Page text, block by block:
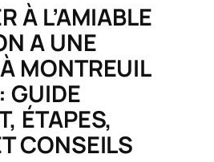
À L’AMIABLE
A UNE
MONTREUIL
ÉTAPES,
CONSEILS